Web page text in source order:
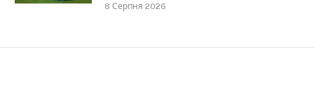
8 Серпня 2026